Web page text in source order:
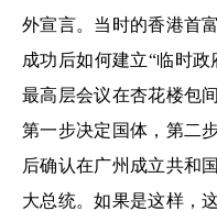
外宣言。当时的香港首
成功后如何建立“临时
最高层会议在杏花楼包
第一步决定国体，第二
后确认在广州成立共和
大总统。如果是这样，